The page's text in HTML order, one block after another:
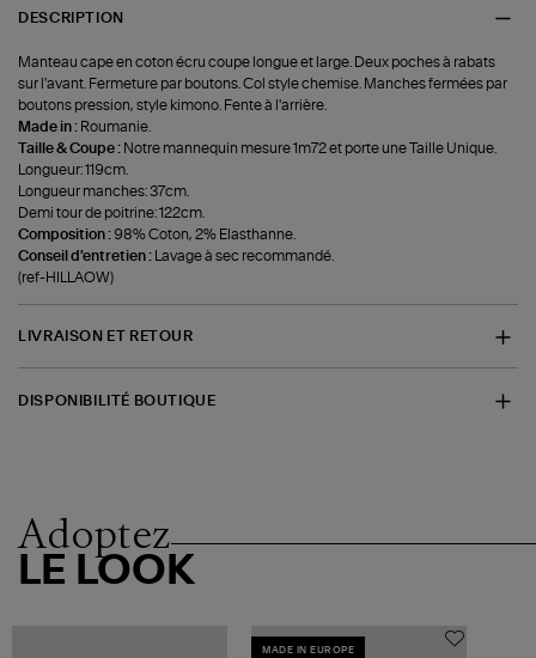
DESCRIPTION
Manteau cape en coton écru coupe longue et large. Deux poches à rabats
sur l'avant. Fermeture par boutons. Col style chemise. Manches fermées par
boutons pression, style kimono. Fente à l'arrière.
Made in : Roumanie.
Taille & Coupe : Notre mannequin mesure 1m72 et porte une Taille Unique.
Longueur: 119cm.
Longueur manches: 37cm.
Demi tour de poitrine: 122cm.
Composition : 98% Coton, 2% Elasthanne.
Conseil d'entretien :
Lavage à sec recommandé.
(ref-HILLAOW)
LIVRAISON ET RETOUR
DISPONIBILITÉ BOUTIQUE
Adoptez
LE LOOK
MADE IN EUROPE